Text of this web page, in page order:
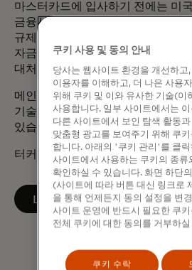
마스터카드에 입사하기 전에는 미
금융서비스위원회에서 선임 전문
규제 정책을 수립하고 소비자의 신
자금 세탁 및 테러 자금 조달과 관련
대처하는 데 중요한 역할을 담당했
메인 대학교의 코헨 리더십 및 공공
기술 산업 위원회 등 여러 자문위원
있습니다.
터커는 예일대학교에서 경제학 학
LinkedIn에서 팔로우하기
새 탭에서 열림
쿠키 사용 및 동의 안내
당사는 웹사이트 환경을 개선하고
이용자를 이해하고, 더 나은 사용
위해 쿠키 및 이와 유사한 기술(
사용합니다. 일부 사이트에서는
다른 사이트에서 보인 탐색 활동
맞춤형 광고를 보여주기 위해 쿠
합니다. 아래의 '쿠키 관리'를 클릭
사이트에서 사용하는 쿠키의 종류
확인하실 수 있습니다. 화면 하단
(사이트에 따라 버튼 대신 링크로
을 통해 언제든지 동의 설정을 변
사이트 운영에 반드시 필요한 쿠
전체 쿠키에 대한 동의를 거부하
쿠키 수락